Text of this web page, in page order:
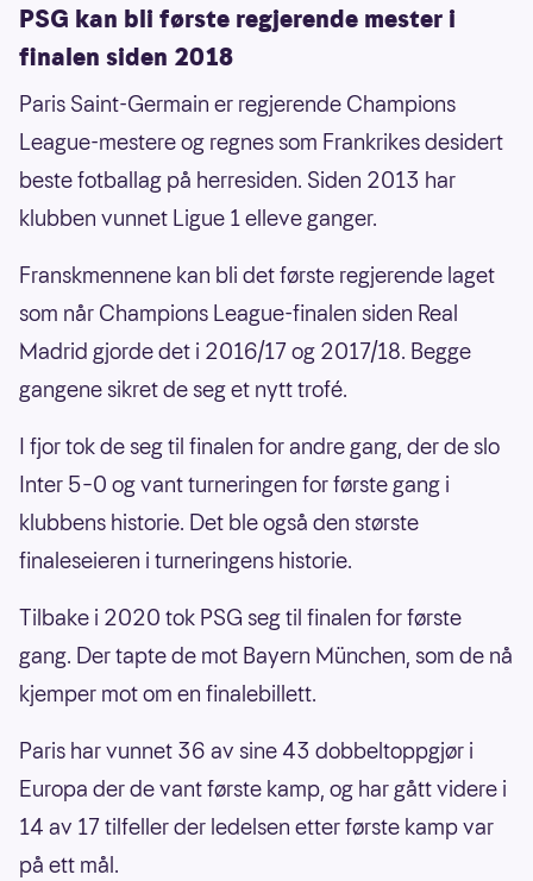
PSG kan bli første regjerende mester i
finalen siden 2018
Paris Saint-Germain er regjerende Champions
League-mestere og regnes som Frankrikes desidert
beste fotballag på herresiden. Siden 2013 har
klubben vunnet Ligue 1 elleve ganger.
Franskmennene kan bli det første regjerende laget
som når Champions League-finalen siden Real
Madrid gjorde det i 2016/17 og 2017/18. Begge
gangene sikret de seg et nytt trofé.
I fjor tok de seg til finalen for andre gang, der de slo
Inter 5–0 og vant turneringen for første gang i
klubbens historie. Det ble også den største
finaleseieren i turneringens historie.
Tilbake i 2020 tok PSG seg til finalen for første
gang. Der tapte de mot Bayern München, som de nå
kjemper mot om en finalebillett.
Paris har vunnet 36 av sine 43 dobbeltoppgjør i
Europa der de vant første kamp, og har gått videre i
14 av 17 tilfeller der ledelsen etter første kamp var
på ett mål.